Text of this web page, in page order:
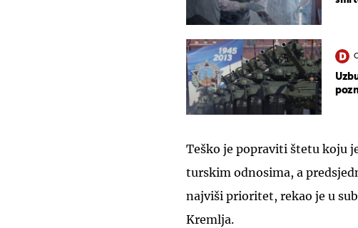
Teško je popraviti štetu koju
turskim odnosima, a
najviši prioritet, rekao je u
Kremlja.